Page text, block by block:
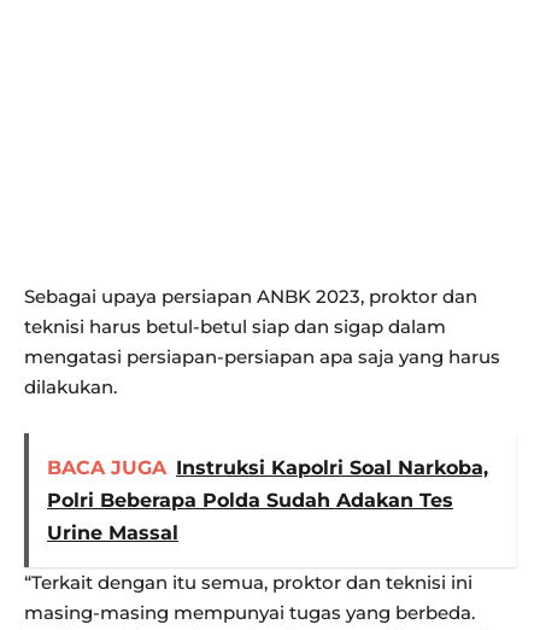
Sebagai upaya persiapan ANBK 2023, proktor dan
teknisi harus betul-betul siap dan sigap dalam
mengatasi persiapan-persiapan apa saja yang harus
dilakukan.
BACA JUGA Instruksi Kapolri Soal Narkoba,
Polri Beberapa Polda Sudah Adakan Tes
Urine Massal
“Terkait dengan itu semua, proktor dan teknisi ini
masing-masing mempunyai tugas yang berbeda.